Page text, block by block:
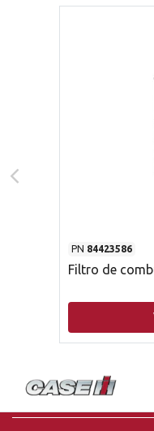
PN 84423586
Filtro de